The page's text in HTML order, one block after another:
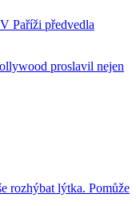
Paříži předvedla
proslavil nejen
rozhýbat lýtka. Pomůže